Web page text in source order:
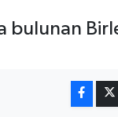
bulunan